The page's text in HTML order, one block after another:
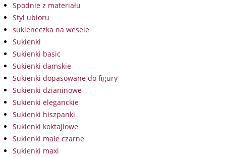
Spodnie z materiału
Styl ubioru
sukieneczka na wesele
Sukienki
Sukienki basic
Sukienki damskie
Sukienki dopasowane do figury
Sukienki dzianinowe
Sukienki eleganckie
Sukienki hiszpanki
Sukienki koktajlowe
Sukienki małe czarne
Sukienki maxi